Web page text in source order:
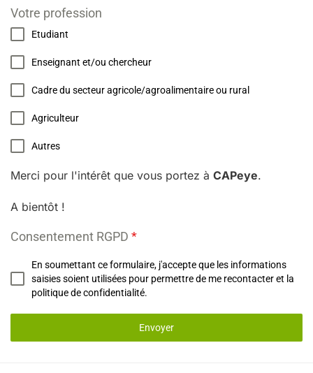
Votre profession
Etudiant
Enseignant et/ou chercheur
Cadre du secteur agricole/agroalimentaire ou rural
Agriculteur
Autres
Merci pour l'intérêt que vous portez à CAPeye.
A bientôt !
Consentement RGPD *
En soumettant ce formulaire, j'accepte que les informations
saisies soient utilisées pour permettre de me recontacter et la
politique de confidentialité.
Envoyer